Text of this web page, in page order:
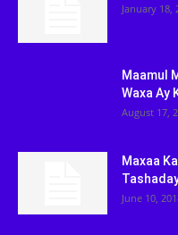
January 18,
Maamul
Waxa Ay
August 17,
Maxaa
June 10,